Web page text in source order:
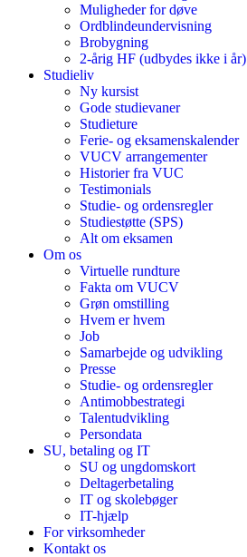
Muligheder for døve
Ordblindeundervisning
Brobygning
2-årig HF (udbydes ikke i år)
Studieliv
Ny kursist
Gode studievaner
Studieture
Ferie- og eksamenskalender
VUCV arrangementer
Historier fra VUC
Testimonials
Studie- og ordensregler
Studiestøtte (SPS)
Alt om eksamen
Om os
Virtuelle rundture
Fakta om VUCV
Grøn omstilling
Hvem er hvem
Job
Samarbejde og udvikling
Presse
Studie- og ordensregler
Antimobbestrategi
Talentudvikling
Persondata
SU, betaling og IT
SU og ungdomskort
Deltagerbetaling
IT og skolebøger
IT-hjælp
For virksomheder
Kontakt os